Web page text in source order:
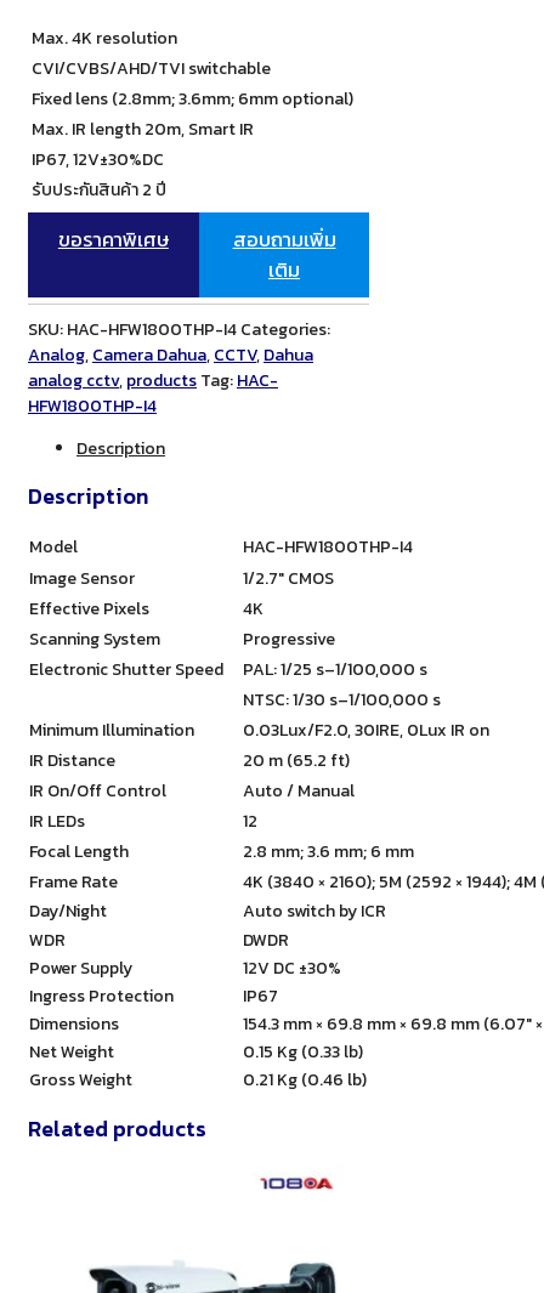
Max. 4K resolution
CVI/CVBS/AHD/TVI switchable
Fixed lens (2.8mm; 3.6mm; 6mm optional)
Max. IR length 20m, Smart IR
IP67, 12V±30%DC
รับประกันสินค้า 2 ปี
ขอราคาพิเศษ
สอบถามเพิ่ม
เติม
SKU:HAC-HFW1800THP-I4Categories:
Analog,Camera Dahua,CCTV,Dahua
analog cctv,productsTag:HAC-
HFW1800THP-I4
Description
Description
Model
HAC-HFW1800THP-I4
Image Sensor
1/2.7″ CMOS
Effective Pixels
4K
Scanning System
Progressive
Electronic Shutter Speed
PAL: 1/25 s–1/100,000 s
NTSC: 1/30 s–1/100,000 s
Minimum Illumination
0.03Lux/F2.0, 30IRE, 0Lux IR on
IR Distance
20 m (65.2 ft)
IR On/Off Control
Auto / Manual
IR LEDs
12
Focal Length
2.8 mm; 3.6 mm; 6 mm
Frame Rate
4K (3840 × 2160); 5M (2592 × 1944);
Day/Night
Auto switch by ICR
WDR
DWDR
Power Supply
12V DC ±30%
Ingress Protection
IP67
Dimensions
154.3 mm × 69.8 mm × 69.8 mm (6.07″ ×
Net Weight
0.15 Kg (0.33 lb)
Gross Weight
0.21 Kg (0.46 lb)
Related products